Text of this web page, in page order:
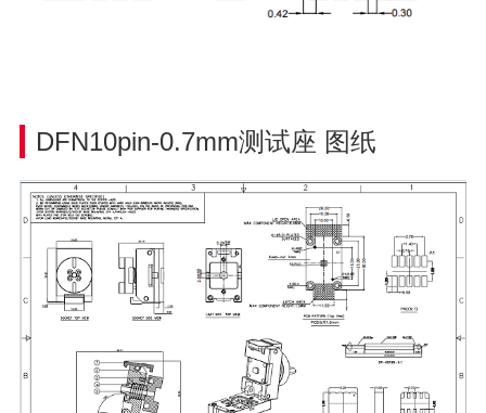
DFN10pin-0.7mm测试座 图纸